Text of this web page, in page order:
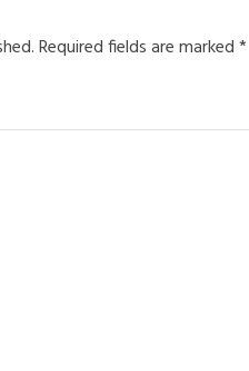
Required fields are marked*